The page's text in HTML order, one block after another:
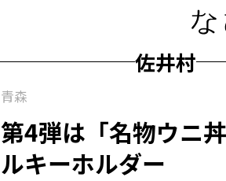
佐井村
青森
第4弾は「名物ウニ
ルキーホルダー